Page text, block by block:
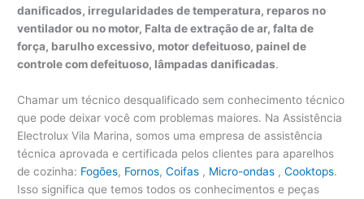
danificados, irregularidades de temperatura, reparos no
ventilador ou no motor, Falta de extração de ar, falta de
força, barulho excessivo, motor defeituoso, painel de
controle com defeituoso, lâmpadas danificadas.
Chamar um técnico desqualificado sem conhecimento técnico
que pode deixar você com problemas maiores. Na Assistência
Electrolux Vila Marina, somos uma empresa de assistência
técnica aprovada e certificada pelos clientes para aparelhos
de cozinha: Fogões, Fornos,Coifas , Micro-ondas ,Cooktops.
Isso significa que temos todos os conhecimentos e peças